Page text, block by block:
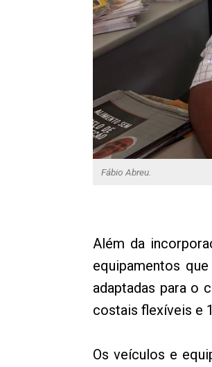
Fábio Abreu.
Além da
equipamentos
adaptadas para o
costais flexíveis e
Os veículos e